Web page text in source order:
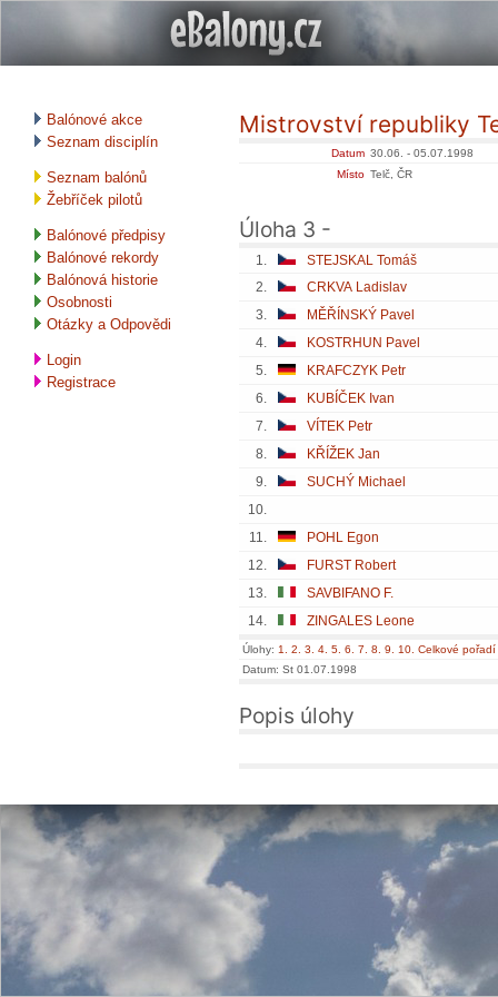
Balónové akce
Seznam disciplín
Seznam balónů
Žebříček pilotů
Balónové předpisy
Balónové rekordy
Balónová historie
Osobnosti
Otázky a Odpovědi
Login
Registrace
Mistrovství republiky
Datum 30.06. - 05.07.1998
Místo Telč, ČR
Úloha 3 -
1.
STEJSKAL Tomáš
2.
CRKVA Ladislav
3.
MĚŘÍNSKÝ Pavel
4.
KOSTRHUN Pavel
5.
KRAFCZYK Petr
6.
KUBÍČEK Ivan
7.
VÍTEK Petr
8.
KŘÍŽEK Jan
9.
SUCHÝ Michael
10.
11.
POHL Egon
12.
FURST Robert
13.
SAVBIFANO F.
14.
ZINGALES Leone
Úlohy: 1. 2. 3. 4. 5. 6. 7. 8. 9. 10. Celkové pořadí
Datum: St 01.07.1998
Popis úlohy